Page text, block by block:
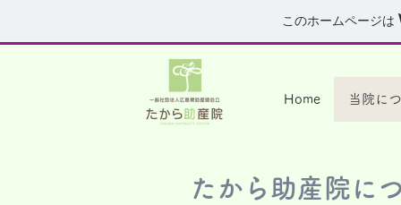
このホームページは
&
Home 当院に
たから助産院に